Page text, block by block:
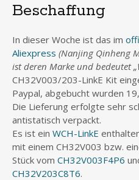
Beschaffung
In dieser Woche ist das im
Aliexpress (Nanjing Qinheng
ist deren Marke und bedeutet
CH32V003/203-LinkE Kit
Paypal, abgebucht wurden
Die Lieferung erfolgte sehr
antistatisch verpackt.
Es ist ein WCH-LinkE
mit einem CH32V003 bzw.
Stück vom CH32V003F4P6
CH32V203C8T6.